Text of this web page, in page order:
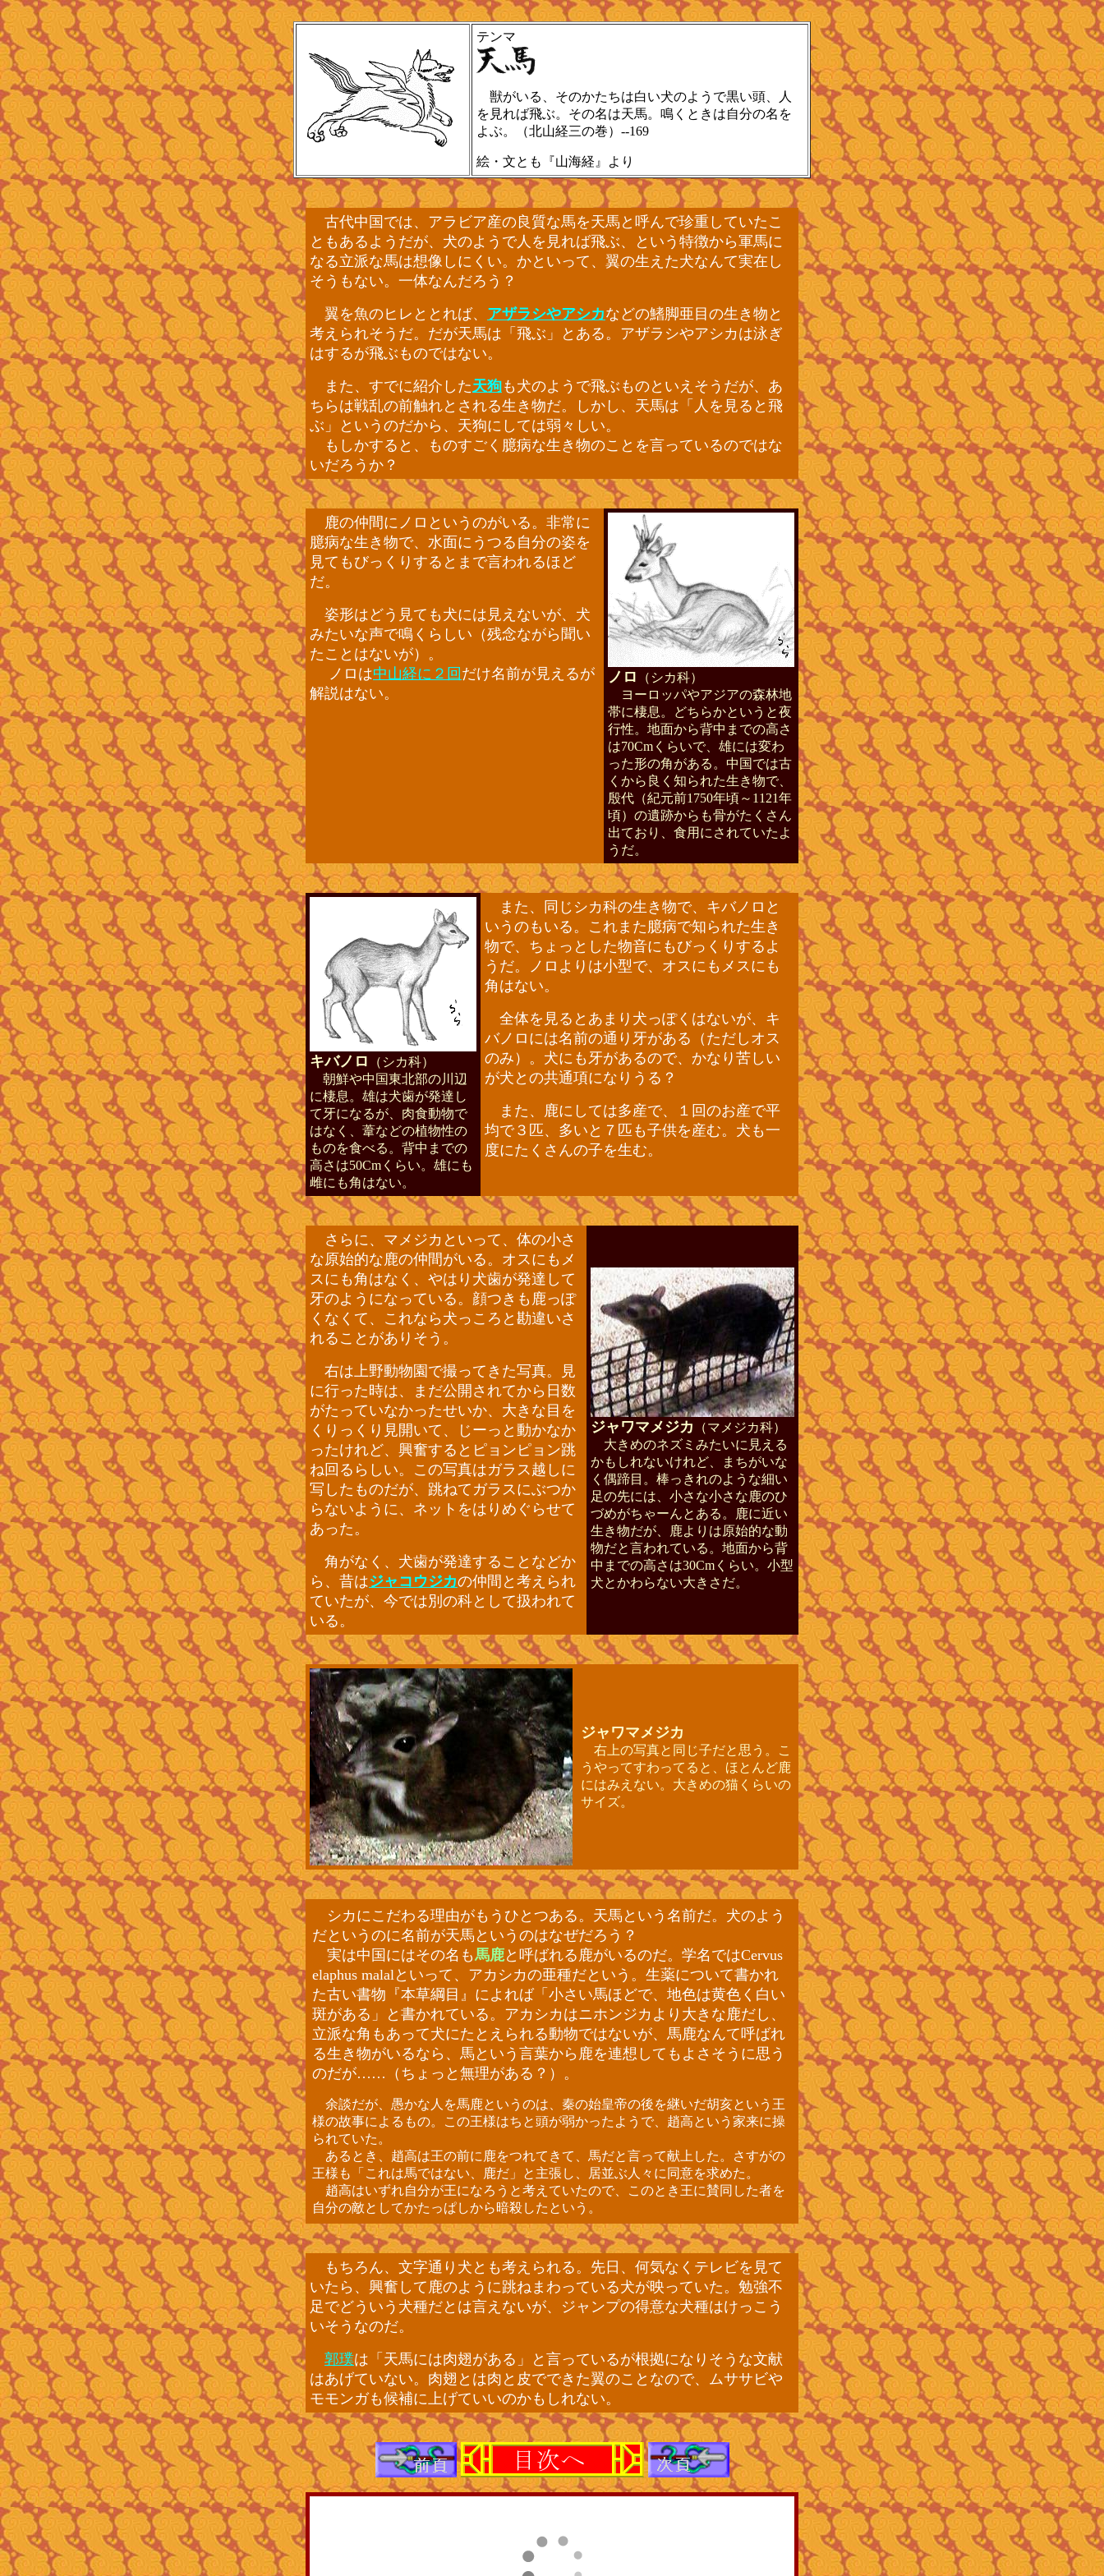
テンマ
獣がいる、そのかたちは白い犬のようで黒い頭、人
を見れば飛ぶ。その名は天馬。鳴くときは自分の名を
よぶ。（北山経三の巻）--169
絵・文とも『山海経』より
古代中国では、アラビア産の良質な馬を天馬と呼んで珍重していたこ
ともあるようだが、犬のようで人を見れば飛ぶ、という特徴から軍馬に
なる立派な馬は想像しにくい。かといって、翼の生えた犬なんて実在し
そうもない。一体なんだろう？
翼を魚のヒレととれば、 アザラシやアシカなどの鰭脚亜目の生き物と
考えられそうだ。だが天馬は「飛ぶ」とある。アザラシやアシカは泳ぎ
はするが飛ぶものではない。
また、すでに紹介した天狗も犬のようで飛ぶものといえそうだが、あ
ちらは戦乱の前触れとされる生き物だ。しかし、天馬は「人を見ると飛
ぶ」というのだから、天狗にしては弱々しい。
もしかすると、ものすごく臆病な生き物のことを言っているのではな
いだろうか？
鹿の仲間にノロというのがいる。非常に
臆病な生き物で、水面にうつる自分の姿を
見てもびっくりするとまで言われるほど
だ。
姿形はどう見ても犬には見えないが、犬
みたいな声で鳴くらしい（残念ながら聞い
たことはないが）。
ノロは中山経に２回 だけ名前が見えるが
解説はない。
ノロ
（シカ科）
ヨーロッパやアジアの森林地
帯に棲息。どちらかというと夜
行性。地面から背中までの高さ
は70Cmくらいで、雄には変わ
った形の角がある。中国では古
くから良く知られた生き物で、
殷代（紀元前1750年頃～1121年
頃）の遺跡からも骨がたくさん
出ており、食用にされていたよ
うだ。
キバノロ
（シカ科）
朝鮮や中国東北部の川辺
に棲息。雄は犬歯が発達し
て牙になるが、肉食動物で
はなく、葦などの植物性の
ものを食べる。背中までの
高さは50Cmくらい。雄にも
雌にも角はない。
また、同じシカ科の生き物で、キバノロと
いうのもいる。これまた臆病で知られた生き
物で、ちょっとした物音にもびっくりするよ
うだ。ノロよりは小型で、オスにもメスにも
角はない。
全体を見るとあまり犬っぽくはないが、キ
バノロには名前の通り牙がある（ただしオス
のみ）。犬にも牙があるので、かなり苦しい
が犬との共通項になりうる？
また、鹿にしては多産で、１回のお産で平
均で３匹、多いと７匹も子供を産む。犬も一
度にたくさんの子を生む。
さらに、マメジカといって、体の小さ
な原始的な鹿の仲間がいる。オスにもメ
スにも角はなく、やはり犬歯が発達して
牙のようになっている。顔つきも鹿っぽ
くなくて、これなら犬っころと勘違いさ
れることがありそう。
右は上野動物園で撮ってきた写真。見
に行った時は、まだ公開されてから日数
がたっていなかったせいか、大きな目を
くりっくり見開いて、じーっと動かなか
ったけれど、興奮するとピョンピョン跳
ね回るらしい。この写真はガラス越しに
写したものだが、跳ねてガラスにぶつか
らないように、ネットをはりめぐらせて
あった。
角がなく、犬歯が発達することなどか
ら、昔はジャコウジカの仲間と考えられ
ていたが、今では別の科として扱われて
いる。
ジャワマメジカ
（マメジカ科）
大きめのネズミみたいに見える
かもしれないけれど、まちがいな
く偶蹄目。棒っきれのような細い
足の先には、小さな小さな鹿のひ
づめがちゃーんとある。鹿に近い
生き物だが、鹿よりは原始的な動
物だと言われている。地面から背
中までの高さは30Cmくらい。小型
犬とかわらない大きさだ。
ジャワマメジカ
右上の写真と同じ子だと思う。こ
うやってすわってると、ほとんど鹿
にはみえない。大きめの猫くらいの
サイズ。
シカにこだわる理由がもうひとつある。天馬という名前だ。犬のよう
だというのに名前が天馬というのはなぜだろう？
実は中国にはその名も馬鹿と呼ばれる鹿がいるのだ。学名ではCervus
elaphus malalといって、アカシカの亜種だという。生薬について書かれ
た古い書物『本草綱目』によれば「小さい馬ほどで、地色は黄色く白い
斑がある」と書かれている。アカシカはニホンジカより大きな鹿だし、
立派な角もあって犬にたとえられる動物ではないが、馬鹿なんて呼ばれ
る生き物がいるなら、馬という言葉から鹿を連想してもよさそうに思う
のだが……（ちょっと無理がある？）。
余談だが、愚かな人を馬鹿というのは、秦の始皇帝の後を継いだ胡亥という王
様の故事によるもの。この王様はちと頭が弱かったようで、趙高という家来に操
られていた。
あるとき、趙高は王の前に鹿をつれてきて、馬だと言って献上した。さすがの
王様も「これは馬ではない、鹿だ」と主張し、居並ぶ人々に同意を求めた。
趙高はいずれ自分が王になろうと考えていたので、このとき王に賛同した者を
自分の敵としてかたっぱしから暗殺したという。
もちろん、文字通り犬とも考えられる。先日、何気なくテレビを見て
いたら、興奮して鹿のように跳ねまわっている犬が映っていた。勉強不
足でどういう犬種だとは言えないが、ジャンプの得意な犬種はけっこう
いそうなのだ。
郭璞は「天馬には肉翅がある」と言っているが根拠になりそうな文献
はあげていない。肉翅とは肉と皮でできた翼のことなので、ムササビや
モモンガも候補に上げていいのかもしれない。